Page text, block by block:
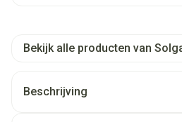
Bekijk alle producten van
Beschrijving